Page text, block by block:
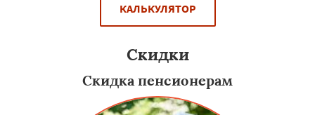
КАЛЬКУЛЯТОР
Скидки
Скидка пенсионерам